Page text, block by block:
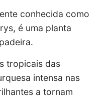
conhecida como
é uma planta
tropicais das
intensa nas
a tornam